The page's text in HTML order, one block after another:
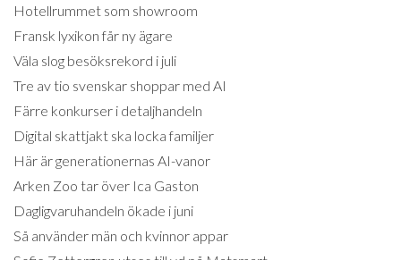
Hotellrummet som showroom
Fransk lyxikon får ny ägare
Väla slog besöksrekord i juli
Tre av tio svenskar shoppar med AI
Färre konkurser i detaljhandeln
Digital skattjakt ska locka familjer
Här är generationernas AI-vanor
Arken Zoo tar över Ica Gaston
Dagligvaruhandeln ökade i juni
Så använder män och kvinnor appar